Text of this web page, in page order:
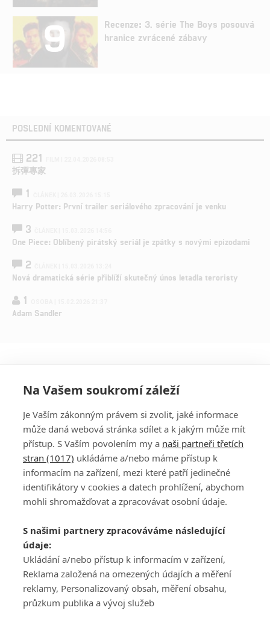
9
Recenze: 3. série The Boys posouvá
hranice zvrácené zábavy
POSLEDNÍ KOMENTOVANÉ
221
拆彈專家
1
Harry Potter: První trailer seriálového zpracování je venku
3
One Piece: Oblíbený pirátský seriál je zpátky s novými epizodami
2
Nová dramatická série přiblíží skutečný únos letadla teroristy
1
Adam Sandler
PŘIHLÁSIT
REGISTROVAT
DISKUZE
Šéfredaktorkou webu jePetr Slavík, e-mailserialy@fandimefilmu.cz
Máte-li zájem o inzerci na našem webu napište nám na e-mail
studio@koncal.com
Ochrana osobních údajů|Zásady používání cookies |Pravidla webu
Upravit nastavení soukromí
Na Vašem soukromí záleží
Je Vaším zákonným právem si zvolit, jaké informace
může daná webová stránka sdílet a k jakým může mít
přístup. S Vaším povolením my a naši partneři třetích
stran (1017) ukládáme a/nebo máme přístup k
informacím na zařízení, mezi které patří jedinečné
identifikátory v cookies a datech prohlížení, abychom
mohli shromažďovat a zpracovávat osobní údaje.
S našimi partnery zpracováváme následující
údaje:
Ukládání a/nebo přístup k informacím v zařízení,
Reklama založená na omezených údajích a měření
reklamy, Personalizovaný obsah, měření obsahu,
průzkum publika a vývoj služeb